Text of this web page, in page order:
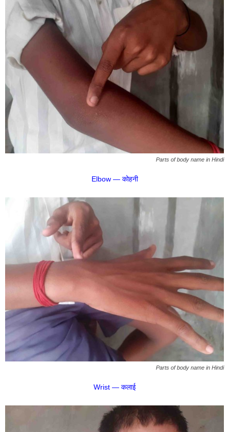
Parts of body name in Hindi
Elbow — कोहनी
Parts of body name in Hindi
Wrist — कलाई